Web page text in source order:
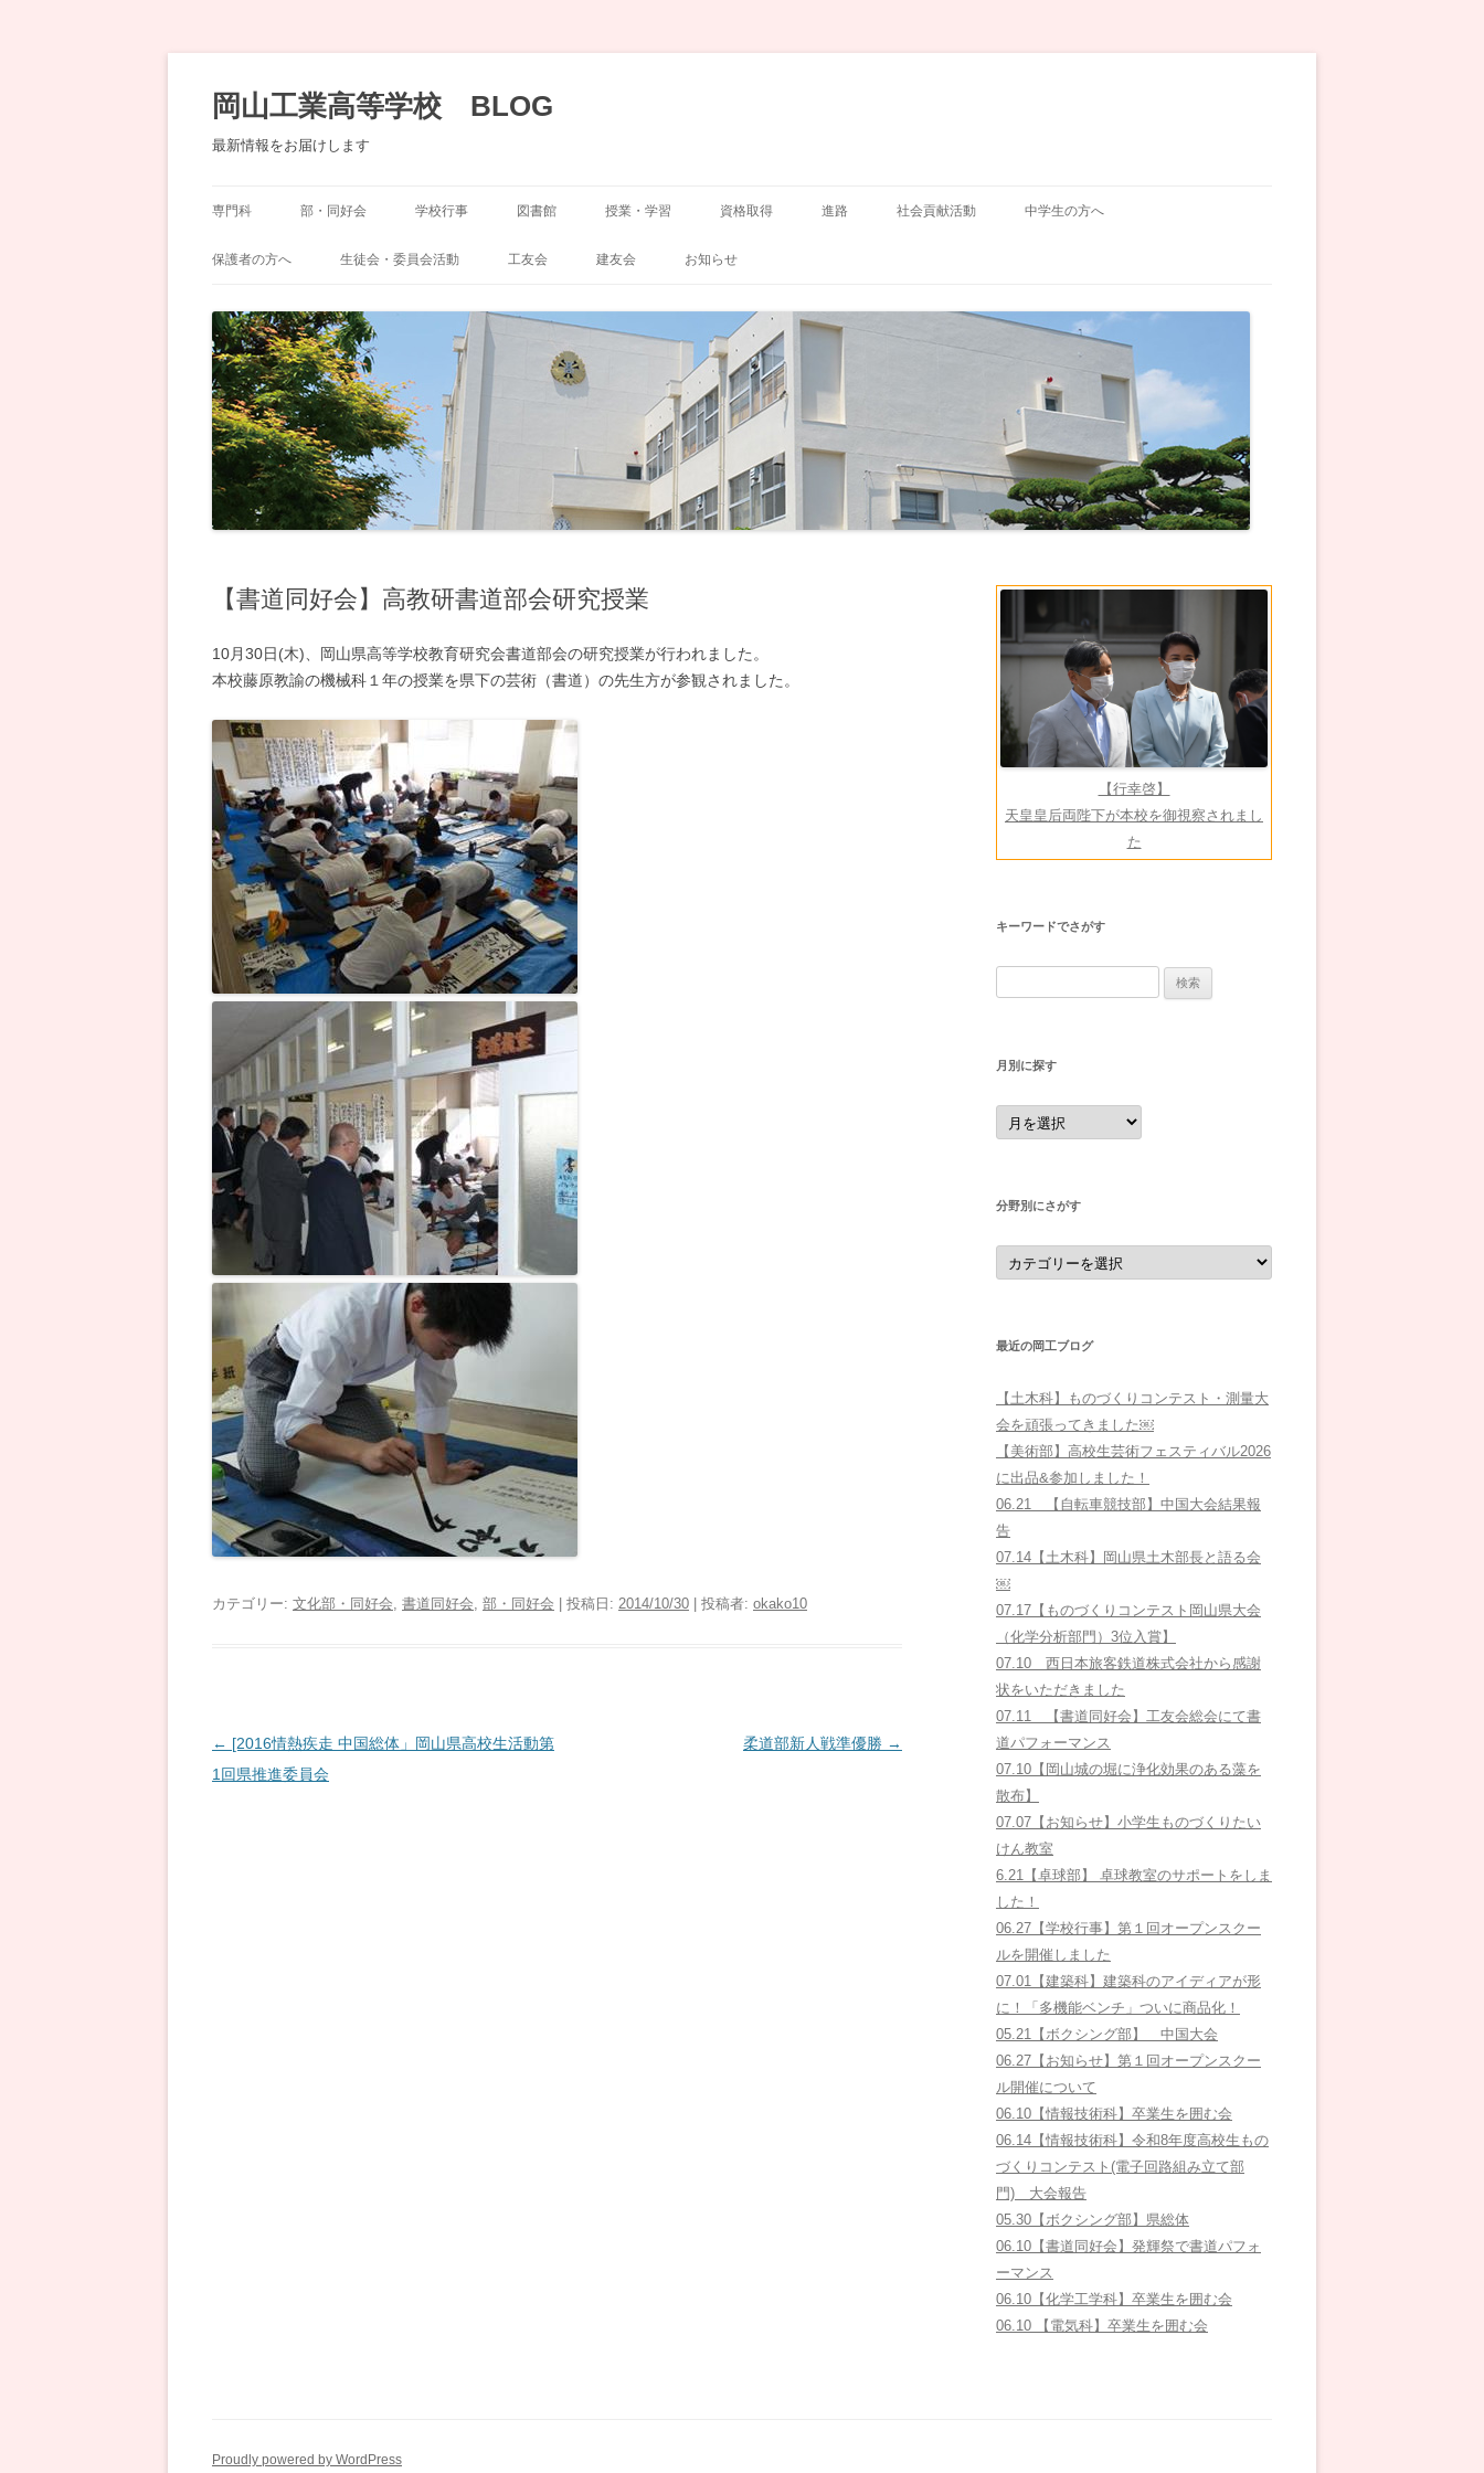
テ
ン
ツ
へ
移
岡山工業高等学校 BLOG
最新情報をお届けします
専門科
機械科
化学工学科
デザイン科
建築科
情報技術科
電気科
部・同好会
運動部 空手道部
サッカー部
自転車競技部
柔道部
ソフトテニス部
テニス部
バスケットボール部
バドミントン部
バレーボール部
ハンドボール部
ボクシング部
野球部
写真部
吹奏楽部
美術部
漫画総合研究同好会
機械研究同好会
土木研究同好会
化学工学研究同好会
デザイン研究同好会
建築研究同好会
マイコン同好会
電気研究同好会
学校行事
岡工祭
図書館
展示
授業・学習 資格取得 進路 社会貢献活動 中学生の方へ
オープンスクール
保護者の方へ 生徒会・委員会活動
生徒会
工友会 建友会 お知らせ
【書道同好会】高教研書道部会研究授業
10月30日(木)、岡山県高等学校教育研究会書道部会の研究授業が行われました。
本校藤原教諭の機械科１年の授業を県下の芸術（書道）の先生方が参観されました。
カテゴリー: 文化部・同好会, 書道同好会, 部・同好会 | 投稿日: 2014/10/30 投稿者: okako10
投
稿
← [2016情熱疾走 中国総体」岡山県高校生活動第
1回県推進委員会
柔道部新人戦準優勝 →
【行幸啓】
天皇皇后両陛下が本校を御視察されまし
た
キーワードでさがす
月別に探す
月
別
に
分野別にさがす
分
野
別
す
最近の岡工ブログ
【土木科】ものづくりコンテスト・測量大
会を頑張ってきました￼
【美術部】高校生芸術フェスティバル2026
に出品&参加しました！
06.21 【自転車競技部】中国大会結果報
告
07.14【土木科】岡山県土木部長と語る会
￼
07.17【ものづくりコンテスト岡山県大会
（化学分析部門）3位入賞】
07.10 西日本旅客鉄道株式会社から感謝
状をいただきました
07.11 【書道同好会】工友会総会にて書
道パフォーマンス
07.10【岡山城の堀に浄化効果のある藻を
散布】
07.07【お知らせ】小学生ものづくりたい
けん教室
6.21【卓球部】 卓球教室のサポートをしま
した！
06.27【学校行事】第１回オープンスクー
ルを開催しました
07.01【建築科】建築科のアイディアが形
に！「多機能ベンチ」ついに商品化！
05.21【ボクシング部】 中国大会
06.27【お知らせ】第１回オープンスクー
ル開催について
06.10【情報技術科】卒業生を囲む会
06.14【情報技術科】令和8年度高校生もの
づくりコンテスト(電子回路組み立て部
門) 大会報告
05.30【ボクシング部】県総体
06.10【書道同好会】発輝祭で書道パフォ
ーマンス
06.10【化学工学科】卒業生を囲む会
06.10 【電気科】卒業生を囲む会
Proudly powered by WordPress